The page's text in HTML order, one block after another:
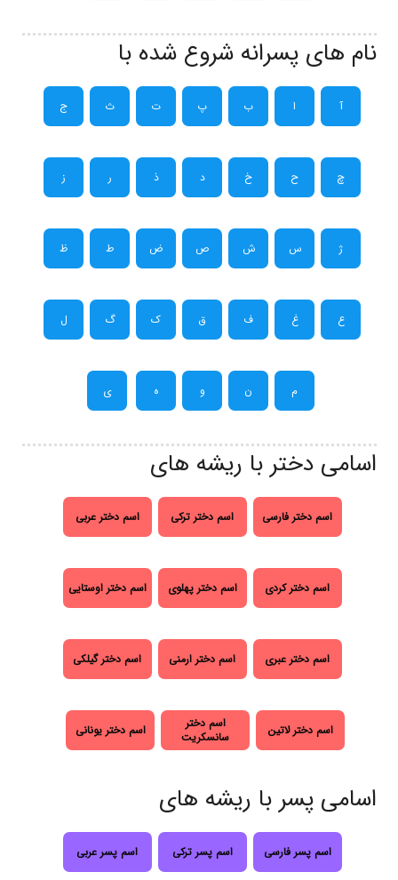
نام های پسرانه شروع شده با
آ ا ب پ ت ث ج
چ ح خ د ذ ر ز
ژ س ش ص ض ط ظ
ع غ ف ق ک گ ل
م ن و ه ی
اسامی دختر با ریشه های
اسم دختر فارسی اسم دختر ترکی اسم دختر عربی
اسم دختر کردی اسم دختر پهلوی اسم دختر اوستایی
اسم دختر عبری اسم دختر ارمنی اسم دختر گیلکی
اسم دختر لاتین
اسم دختر
سانسکریت
اسم دختر یونانی
اسامی پسر با ریشه های
اسم پسر فارسی اسم پسر ترکی اسم پسر عربی